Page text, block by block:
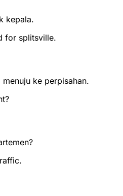
kepala.
for splitsville.
ke perpisahan.